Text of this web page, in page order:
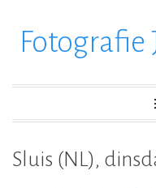
verder
Sluis (NL),